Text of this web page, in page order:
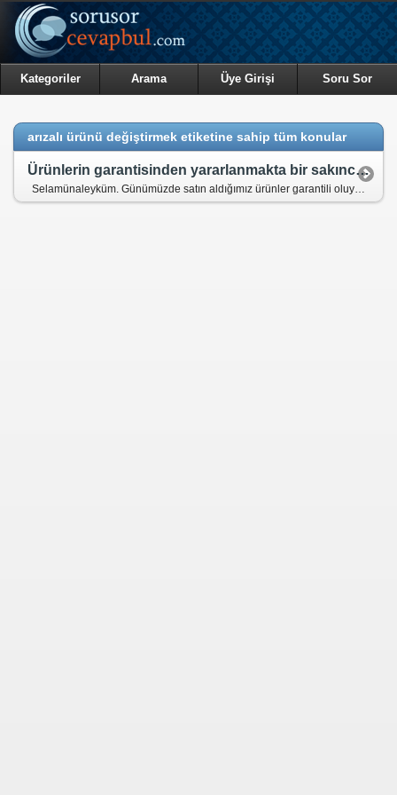
Kategoriler Arama Üye Girişi Soru Sor
arızalı ürünü değiştirmek etiketine sahip tüm konular
Ürünlerin garantisinden yararlanmakta bir sakınca var mıdır?
Selamünaleyküm. Günümüzde satın aldığımız ürünler garantili oluyor. Belli bir süre içerisinde herhangi bir arıza yada problem çıkarsa üretici veya satıcı bu arızayı gideriyorlar veya ürünü yenisiyle değiştiriyorlar. Bundan yararlanmak caiz midir?